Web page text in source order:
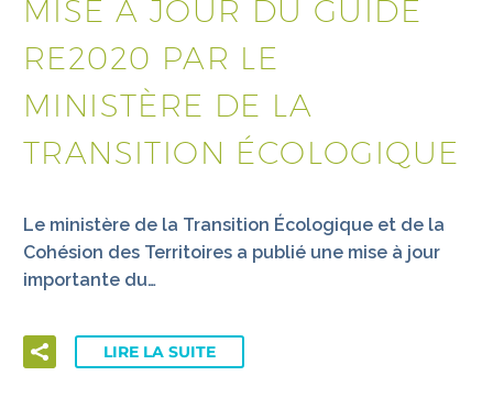
MISE À JOUR DU GUIDE
RE2020 PAR LE
MINISTÈRE DE LA
TRANSITION ÉCOLOGIQUE
Le ministère de la Transition Écologique et de la
Cohésion des Territoires a publié une mise à jour
importante du…
LIRE LA SUITE